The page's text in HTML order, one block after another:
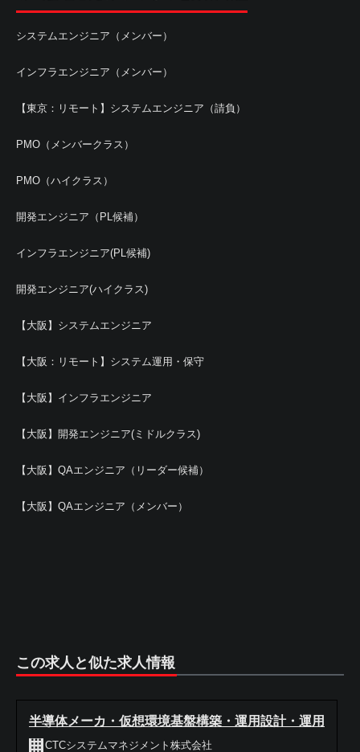
システムエンジニア（メンバー）
インフラエンジニア（メンバー）
【東京：リモート】システムエンジニア（請負）
PMO（メンバークラス）
PMO（ハイクラス）
開発エンジニア（PL候補）
インフラエンジニア(PL候補)
開発エンジニア(ハイクラス)
【大阪】システムエンジニア
【大阪：リモート】システム運用・保守
【大阪】インフラエンジニア
【大阪】開発エンジニア(ミドルクラス)
【大阪】QAエンジニア（リーダー候補）
【大阪】QAエンジニア（メンバー）
この求人と似た求人情報
半導体メーカ・仮想環境基盤構築・運用設計・運用
CTCシステムマネジメント株式会社